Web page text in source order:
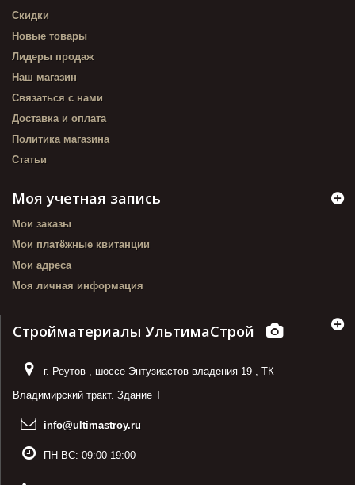
Скидки
Новые товары
Лидеры продаж
Наш магазин
Связаться с нами
Доставка и оплата
Политика магазина
Статьи
Моя учетная запись
Мои заказы
Мои платёжные квитанции
Мои адреса
Моя личная информация
Стройматериалы УльтимаСтрой
г. Реутов , шоссе Энтузиастов владения 19 , ТК
Владимирский тракт. Здание Т
info@ultimastroy.ru
ПН-ВС: 09:00-19:00